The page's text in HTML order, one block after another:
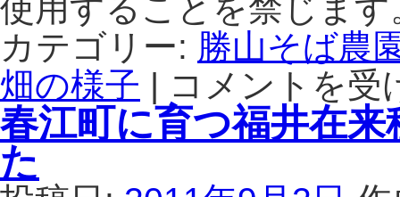
使用することを禁じます
カテゴリー: 勝山そば農
畑の様子 |
2011
年
度
勝
コメントを受
春江町に育つ福井在
た